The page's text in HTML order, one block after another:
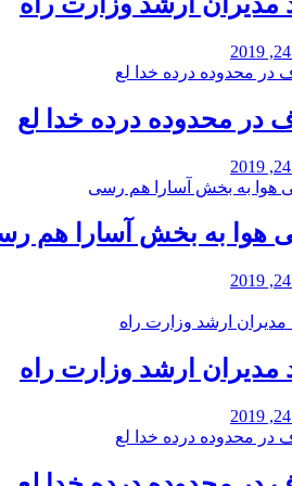
در محدوده درده خدا لع
هوا به بخش آسارا هم
مدیران ارشد وزارت راه